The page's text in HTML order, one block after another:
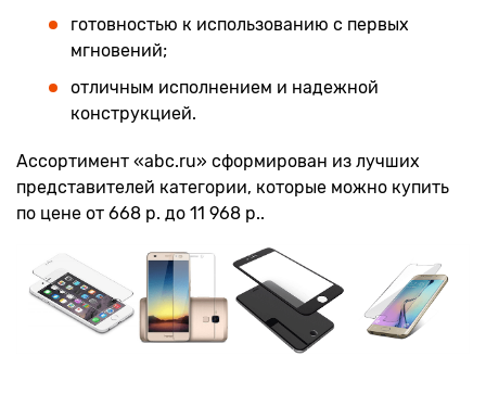
готовностью к использованию с первых
мгновений;
отличным исполнением и надежной
конструкцией.
Ассортимент «abc.ru» сформирован из лучших
представителей категории, которые можно купить
по цене от 668 р. до 11 968 р..